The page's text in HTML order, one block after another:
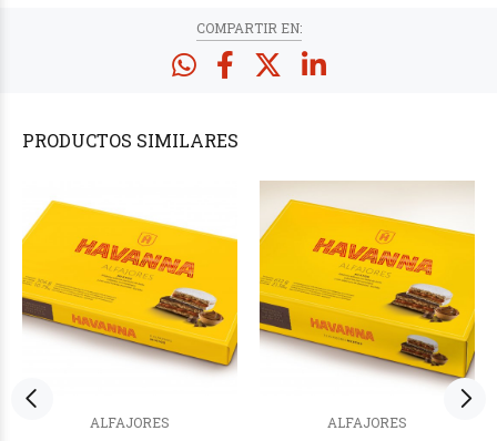
COMPARTIR EN:
PRODUCTOS SIMILARES
ALFAJORES ALFAJORES